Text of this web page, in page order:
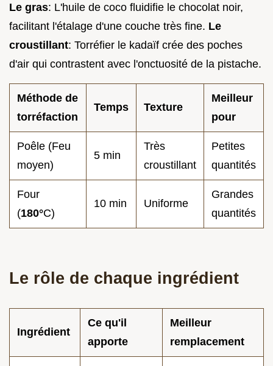
Le gras: L'huile de coco fluidifie le chocolat noir,
facilitant l'étalage d'une couche très fine. Le
croustillant: Torréfier le kadaïf crée des poches
d'air qui contrastent avec l'onctuosité de la pistache.
Méthode de
torréfaction
Temps Texture
Meilleur
pour
Poêle (Feu
moyen)
5 min
Très
croustillant
Petites
quantités
Four
(180°C)
10 min Uniforme
Grandes
quantités
Le rôle de chaque ingrédient
Ingrédient
Ce qu'il
apporte
Meilleur
remplacement